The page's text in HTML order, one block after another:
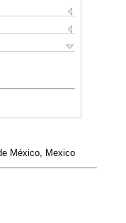
México, Mexico